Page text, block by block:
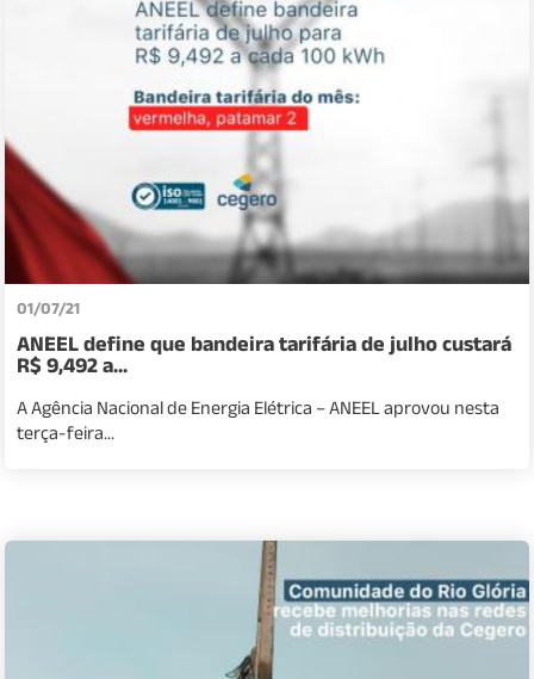
01/07/21
ANEEL define que bandeira tarifária de julho custará
R$ 9,492 a...
A Agência Nacional de Energia Elétrica – ANEEL aprovou nesta
terça-feira...